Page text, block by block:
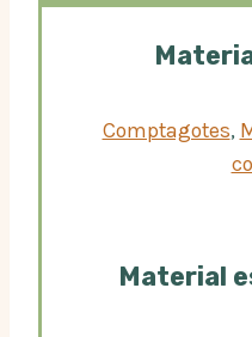
Comptagotes,
Material